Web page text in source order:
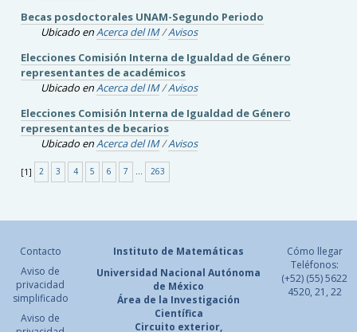
Becas posdoctorales UNAM-Segundo Periodo
Ubicado enAcerca del IM/Avisos
Elecciones Comisión Interna de Igualdad de Género
representantes de académicos
Ubicado enAcerca del IM/Avisos
Elecciones Comisión Interna de Igualdad de Género
representantes de becarios
Ubicado enAcerca del IM/Avisos
[1] 2 3 4 5 6 7 ... 263
Contacto
Aviso de
privacidad
simplificado
Aviso de
Instituto de Matemáticas
Universidad Nacional Autónoma
de México
Área de la Investigación
Científica
Circuito exterior,
Cómo llegar
Teléfonos:
(+52) (55) 5622
4520, 21, 22